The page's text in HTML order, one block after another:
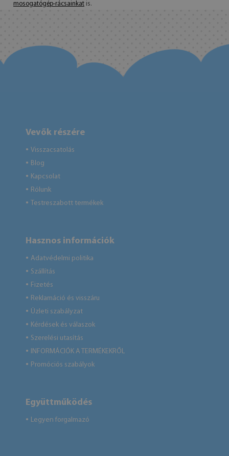
mosogatógép-rácsainkat is.
Vevők részére
● Visszacsatolás
● Blog
● Kapcsolat
● Rólunk
● Testreszabott termékek
Hasznos információk
● Adatvédelmi politika
● Szállítás
● Fizetés
● Reklamáció és visszáru
● Üzleti szabályzat
● Kérdések és válaszok
● Szerelési utasítás
● INFORMÁCIÓK A TERMÉKEKRŐL
● Promóciós szabályok
Együttműködés
● Legyen forgalmazó